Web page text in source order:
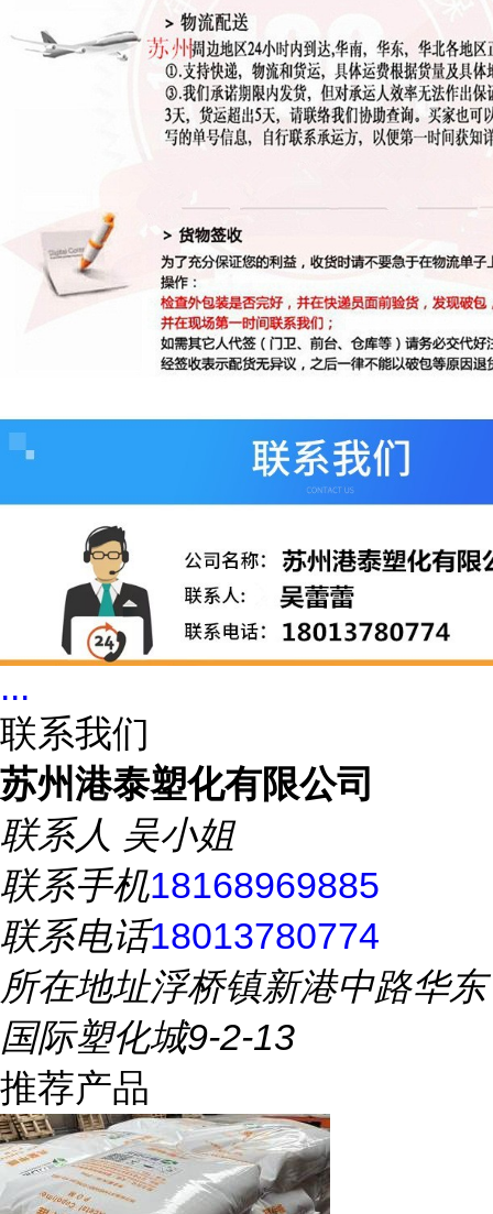
...
联系我们
苏州港泰塑化有限公司
联系人 吴小姐
联系手机18168969885
联系电话18013780774
所在地址浮桥镇新港中路华东
国际塑化城9-2-13
推荐产品